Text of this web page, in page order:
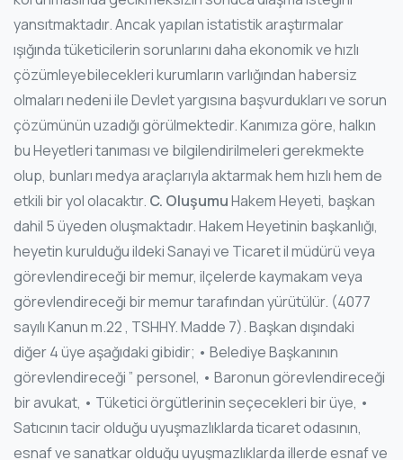
yansıtmaktadır. Ancak yapılan istatistik araştırmalar
ışığında tüketicilerin sorunlarını daha ekonomik ve hızlı
çözümleyebilecekleri kurumların varlığından habersiz
olmaları nedeni ile Devlet yargısına başvurdukları ve sorun
çözümünün uzadığı görülmektedir. Kanımıza göre, halkın
bu Heyetleri tanıması ve bilgilendirilmeleri gerekmekte
olup, bunları medya araçlarıyla aktarmak hem hızlı hem de
etkili bir yol olacaktır. C. OluşumuHakem Heyeti, başkan
dahil 5 üyeden oluşmaktadır. Hakem Heyetinin başkanlığı,
heyetin kurulduğu ildeki Sanayi ve Ticaret il müdürü veya
görevlendireceği bir memur, ilçelerde kaymakam veya
görevlendireceği bir memur tarafından yürütülür. (4077
sayılı Kanun m.22 , TSHHY. Madde 7). Başkan dışındaki
diğer 4 üye aşağıdaki gibidir; • Belediye Başkanının
görevlendireceği ” personel, • Baronun görevlendireceği
bir avukat, • Tüketici örgütlerinin seçecekleri bir üye, •
Satıcının tacir olduğu uyuşmazlıklarda ticaret odasının,
esnaf ve sanatkar olduğu uyuşmazlıklarda illerde esnaf ve